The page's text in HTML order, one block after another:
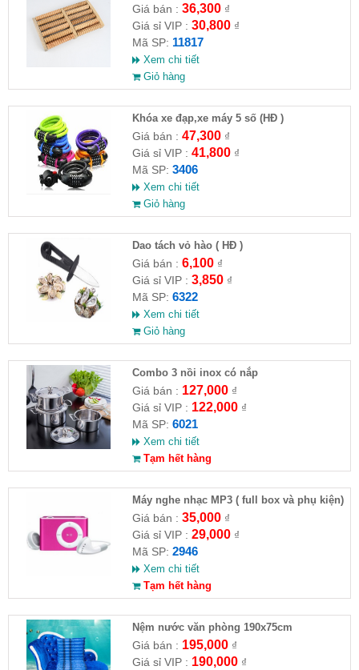
Giá bán : 36,300₫
Giá sỉ VIP : 30,800₫
Mã SP: 11817
Xem chi tiết
Giỏ hàng
Khóa xe đạp,xe máy 5 số (HĐ )
Giá bán : 47,300₫
Giá sỉ VIP : 41,800₫
Mã SP: 3406
Xem chi tiết
Giỏ hàng
Dao tách vỏ hào ( HĐ )
Giá bán : 6,100₫
Giá sỉ VIP : 3,850₫
Mã SP: 6322
Xem chi tiết
Giỏ hàng
Combo 3 nồi inox có nắp
Giá bán : 127,000₫
Giá sỉ VIP : 122,000₫
Mã SP: 6021
Xem chi tiết
Tạm hết hàng
Máy nghe nhạc MP3 ( full box và phụ kiện)
Giá bán : 35,000₫
Giá sỉ VIP : 29,000₫
Mã SP: 2946
Xem chi tiết
Tạm hết hàng
Nệm nước văn phòng 190x75cm
Giá bán : 195,000₫
Giá sỉ VIP : 190,000₫